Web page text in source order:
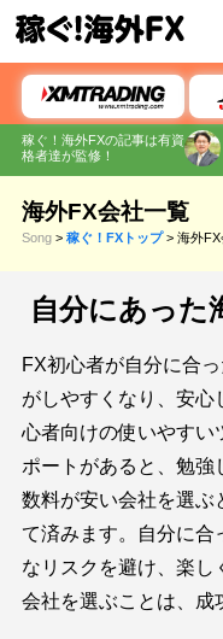
稼ぐ！海外FXの記事は有資
格者達が監修 ！
海外FX会社一覧
Song > 稼ぐ！FXトップ> 海外
自分にあった
FX初心者が自分に合
がしやすくなり、安心
心者向けの使いやすい
ポートがあると、勉強
数料が安い会社を選ぶ
て済みます。自分に合
なリスクを避け、楽し
会社を選ぶことは、成